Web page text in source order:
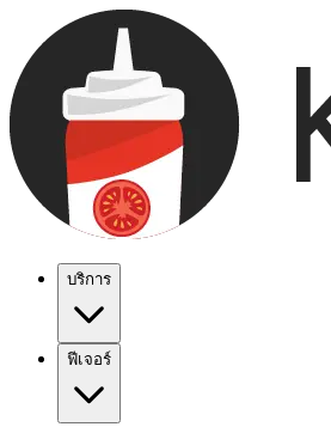
บริการ
ฟีเจอร์